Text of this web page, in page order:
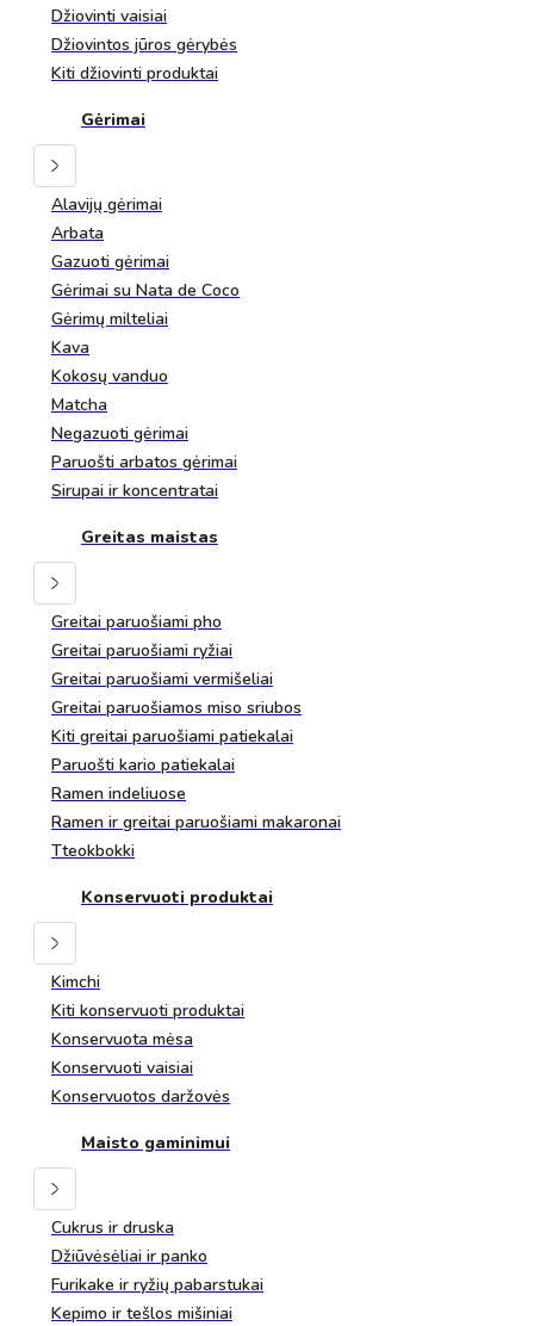
Džiovinti vaisiai
Džiovintos jūros gėrybės
Kiti džiovinti produktai
Gėrimai
Alavijų gėrimai
Arbata
Gazuoti gėrimai
Gėrimai su Nata de Coco
Gėrimų milteliai
Kava
Kokosų vanduo
Matcha
Negazuoti gėrimai
Paruošti arbatos gėrimai
Sirupai ir koncentratai
Greitas maistas
Greitai paruošiami pho
Greitai paruošiami ryžiai
Greitai paruošiami vermišeliai
Greitai paruošiamos miso sriubos
Kiti greitai paruošiami patiekalai
Paruošti kario patiekalai
Ramen indeliuose
Ramen ir greitai paruošiami makaronai
Tteokbokki
Konservuoti produktai
Kimchi
Kiti konservuoti produktai
Konservuota mėsa
Konservuoti vaisiai
Konservuotos daržovės
Maisto gaminimui
Cukrus ir druska
Džiūvėsėliai ir panko
Furikake ir ryžių pabarstukai
Kepimo ir tešlos mišiniai